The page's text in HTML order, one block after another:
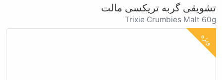
تشویقی گربه تریکسی مالت
Trixie Crumbies Malt 60g
ویژه